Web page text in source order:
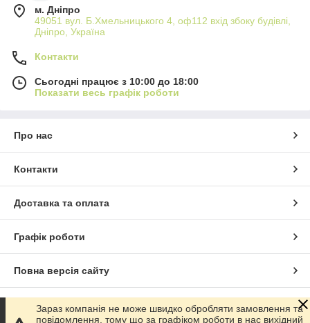
м. Дніпро
49051 вул. Б.Хмельницького 4, оф112 вхід збоку будівлі,
Дніпро, Україна
Контакти
Сьогодні працює з 10:00 до 18:00
Показати весь графік роботи
Про нас
Контакти
Доставка та оплата
Графік роботи
Повна версія сайту
Сайт створено на маркетплейсі Prom.ua
Зараз компанія не може швидко обробляти замовлення та
повідомлення, тому що за графіком роботи в нас вихідний